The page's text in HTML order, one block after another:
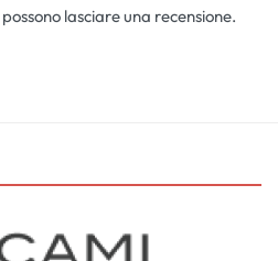
lasciare una recensione.